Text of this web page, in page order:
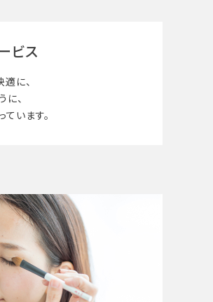
ビス
適に、
に、
います。